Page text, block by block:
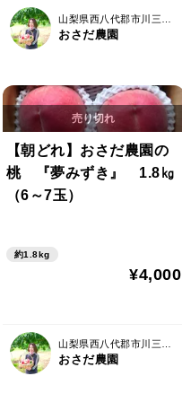
山梨県西八代郡市川三郷町
おさだ農園
【朝どれ】おさだ農園の
桃 『夢みずき』 1.8㎏
（6～7玉）
約1.8kg
¥4,000
おさだ農園